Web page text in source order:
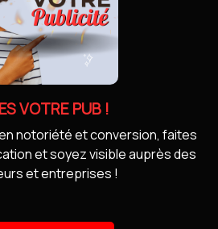
VOTRE PUB !
notoriété et conversion, faites
et soyez visible auprès des
et entreprises !